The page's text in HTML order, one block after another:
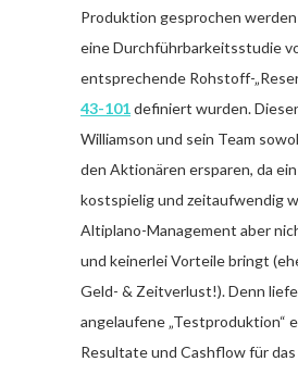
Produktion gesprochen
eine Durchführbarkeitsstudie
entsprechende Rohstoff-
43-101definiert wurden.
Williamson und sein Team
den Aktionären ersparen, da
kostspielig und zeitaufwendig
Altiplano-Management aber
und keinerlei Vorteile bringt
Geld- & Zeitverlust!). Denn
angelaufene „Testproduktion“
Resultate und Cashflow für